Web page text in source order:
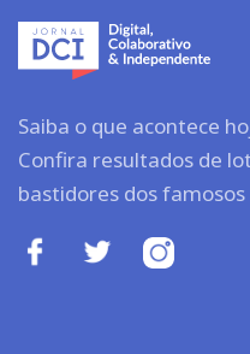
Saiba o que acontece
Confira resultados de
bastidores dos famosos